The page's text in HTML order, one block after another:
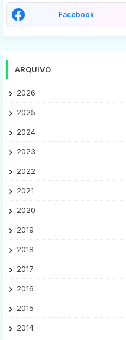
Facebook
ARQUIVO
2026
2025
2024
2023
2022
2021
2020
2019
2018
2017
2016
2015
2014